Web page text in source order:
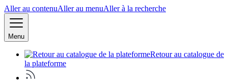
Aller au contenuAller au menuAller à la recherche
Menu
Retour au catalogue de
la plateforme